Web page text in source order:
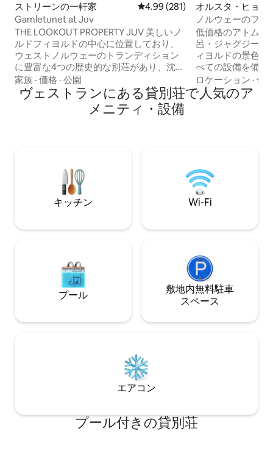
ストリーンの一軒家 レビュー281件、5つ星中4.99つ
4.99 (281)
Gamletunet at Juv
THE LOOKOUT PROPERTY JUV 美しいノ
ルドフィヨルドの中心に位置しており、
ウェストノルウェーのトランディション
に豊富な4つの歴史的な別荘があり、沈黙
と静けさがあり、フィヨルドの景色を180
度見渡すことができます。 ホットタブ/ボ
ート/農場ハイキングを借りて、Loen
Skylift、Lodalen、Briksdalsbreen氷河、
す！ gorg (.no) - juvnordfjord insta
家族 · 価格 · 公園
オルスタ・ヒョル
ルドの一軒家
ノルウェーのフィ
割引の秋冬の低価
低価格のアトム/冬/春。 40
呂・ジャグジー
ィヨルドの景色を
べての設備を備え
れた戸建て住宅
Sunnmør Alpsの
す。 ボート、釣
トをお読みくださ
ロケーション ·価
ヴェストランにある貸別荘で人気のア
メニティ・設備
キッチン Wi-Fi
プール
敷地内無料駐⁠車
ス⁠ペ⁠ー⁠ス
エアコン
プール付きの貸別荘